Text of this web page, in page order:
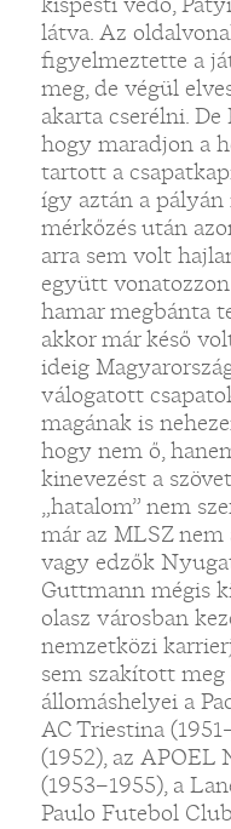
látva. Az
figyelmeztette a
meg, de végül
akarta cserélni.
hogy maradjon a
tartott a
így aztán a
mérkőzés után
arra sem volt
együtt vonatozzon
hamar megbánta
akkor már késő
ideig
válogatott
magának is
hogy nem ő,
kinevezést a
„hatalom” nem
már az MLSZ
vagy edzők
Guttmann mégis
olasz városban
nemzetközi
sem szakított
állomáshelyei a
AC Triestina
(1952), az APOEL
(1953–1955), a
Paulo Futebol